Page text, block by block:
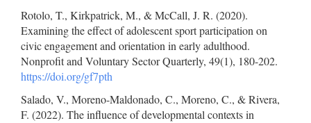
Rotolo, T., Kirkpatrick, M., & McCall, J. R. (2020).
Examining the effect of adolescent sport participation on
civic engagement and orientation in early adulthood.
Nonprofit and Voluntary Sector Quarterly, 49(1), 180-202.
https://doi.org/gf7pth
Salado, V., Moreno-Maldonado, C., Moreno, C., & Rivera,
F. (2022). The influence of developmental contexts in